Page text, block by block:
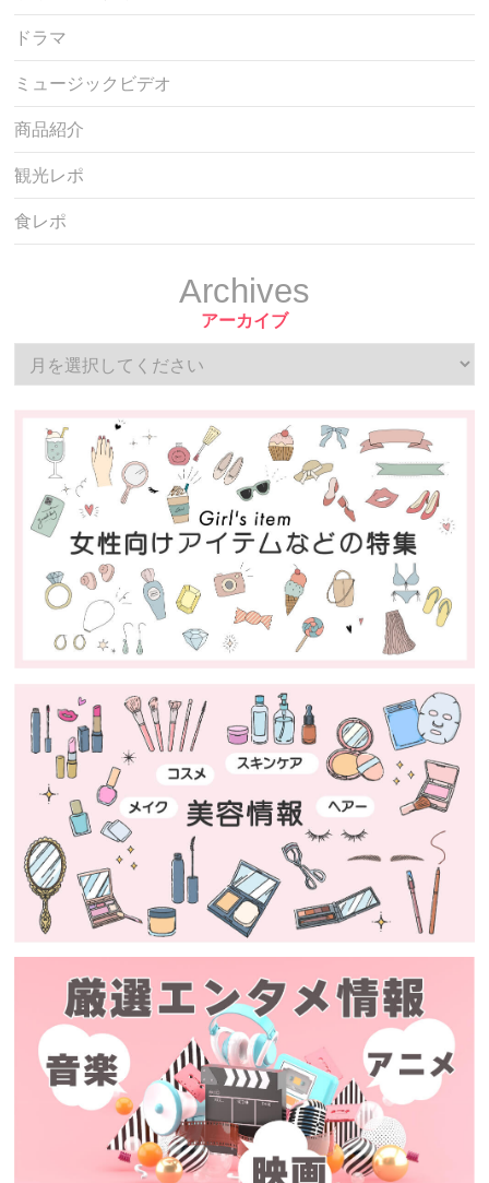
ドラマ
ミュージックビデオ
商品紹介
観光レポ
食レポ
Archives
アーカイブ